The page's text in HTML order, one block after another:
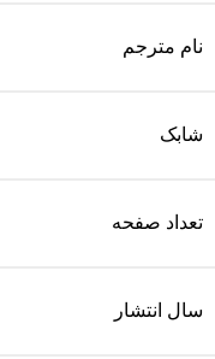
نام مترجم
شابک
تعداد صفحه
سال انتشار